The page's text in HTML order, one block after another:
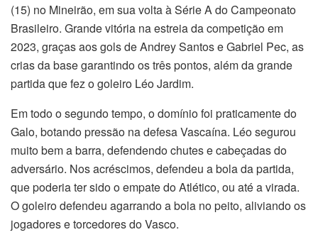
(15) no Mineirão, em sua volta à Série A do Campeonato
Brasileiro. Grande vitória na estreia da competição em
2023, graças aos gols de Andrey Santos e Gabriel Pec, as
crias da base garantindo os três pontos, além da grande
partida que fez o goleiro Léo Jardim.
Em todo o segundo tempo, o domínio foi praticamente do
Galo, botando pressão na defesa Vascaína. Léo segurou
muito bem a barra, defendendo chutes e cabeçadas do
adversário. Nos acréscimos, defendeu a bola da partida,
que poderia ter sido o empate do Atlético, ou até a virada.
O goleiro defendeu agarrando a bola no peito, aliviando os
jogadores e torcedores do Vasco.